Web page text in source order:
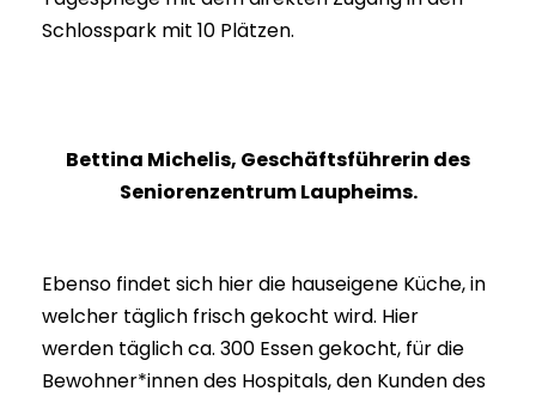
Schlosspark mit 10 Plätzen.
Bettina Michelis, Geschäftsführerin des
Seniorenzentrum Laupheims.
Ebenso findet sich hier die hauseigene Küche, in
welcher täglich frisch gekocht wird. Hier
werden täglich ca. 300 Essen gekocht, für die
Bewohner*innen des Hospitals, den Kunden des